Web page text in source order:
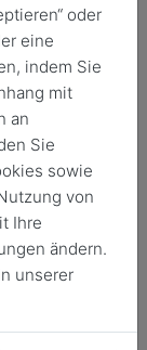
oder
eine
indem Sie
mit
an
Sie
sowie
von
Ihre
ändern.
unserer